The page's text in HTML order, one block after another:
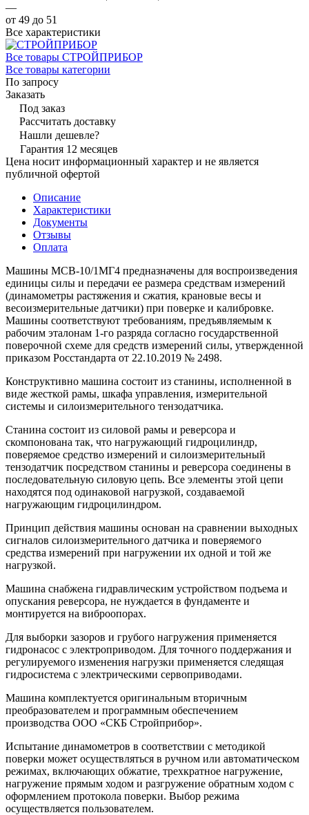
—
от 49 до 51
Все характеристики
Все товары СТРОЙПРИБОР
Все товары категории
По запросу
Заказать
Под заказ
Рассчитать доставку
Нашли дешевле?
Гарантия 12 месяцев
Цена носит информационный характер и не является
публичной офертой
Описание
Характеристики
Документы
Отзывы
Оплата
Машины МСВ-10/1МГ4 предназначены для воспроизведения
единицы силы и передачи ее размера средствам измерений
(динамометры растяжения и сжатия, крановые весы и
весоизмерительные датчики) при поверке и калибровке.
Машины соответствуют требованиям, предъявляемым к
рабочим эталонам 1-го разряда согласно государственной
поверочной схеме для средств измерений силы, утвержденной
приказом Росстандарта от 22.10.2019 № 2498.
Конструктивно машина состоит из станины, исполненной в
виде жесткой рамы, шкафа управления, измерительной
системы и силоизмерительного тензодатчика.
Станина состоит из силовой рамы и реверсора и
скомпонована так, что нагружающий гидроцилиндр,
поверяемое средство измерений и силоизмерительный
тензодатчик посредством станины и реверсора соединены в
последовательную силовую цепь. Все элементы этой цепи
находятся под одинаковой нагрузкой, создаваемой
нагружающим гидроцилиндром.
Принцип действия машины основан на сравнении выходных
сигналов силоизмерительного датчика и поверяемого
средства измерений при нагружении их одной и той же
нагрузкой.
Машина снабжена гидравлическим устройством подъема и
опускания реверсора, не нуждается в фундаменте и
монтируется на виброопорах.
Для выборки зазоров и грубого нагружения применяется
гидронасос с электроприводом. Для точного поддержания и
регулируемого изменения нагрузки применяется следящая
гидросистема с электрическими сервоприводами.
Машина комплектуется оригинальным вторичным
преобразователем и программным обеспечением
производства ООО «СКБ Стройприбор».
Испытание динамометров в соответствии с методикой
поверки может осуществляться в ручном или автоматическом
режимах, включающих обжатие, трехкратное нагружение,
нагружение прямым ходом и разгружение обратным ходом с
оформлением протокола поверки. Выбор режима
осуществляется пользователем.